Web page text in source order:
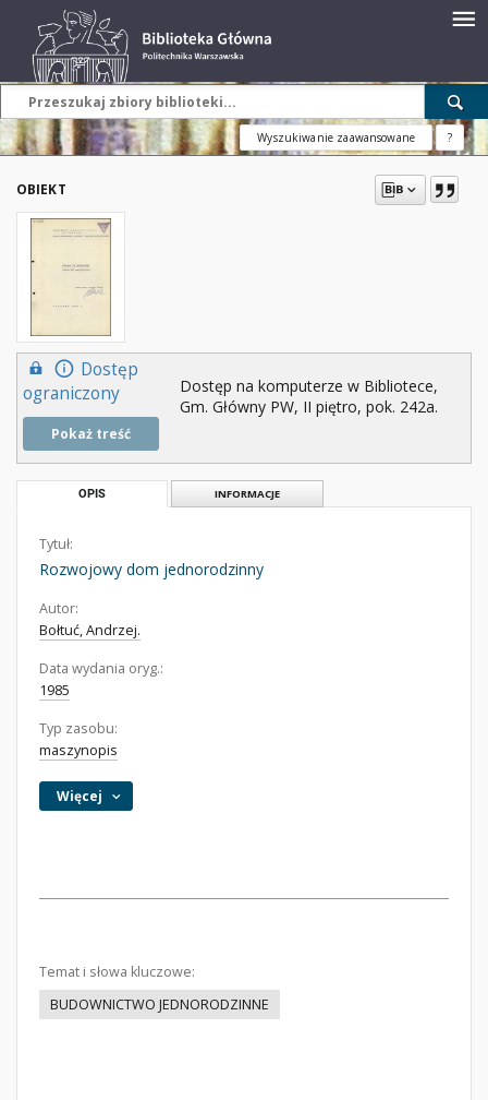
Wyszukiwanie zaawansowane ?
OBIEKT
Dostęp
ograniczony
Pokaż treść
Dostęp na komputerze w Bibliotece,
Gm. Główny PW, II piętro, pok. 242a.
OPIS INFORMACJE
Tytuł:
Rozwojowy dom jednorodzinny
Autor:
Bołtuć, Andrzej.
Data wydania oryg.:
1985
Typ zasobu:
maszynopis
Więcej
Temat i słowa kluczowe:
BUDOWNICTWO JEDNORODZINNE